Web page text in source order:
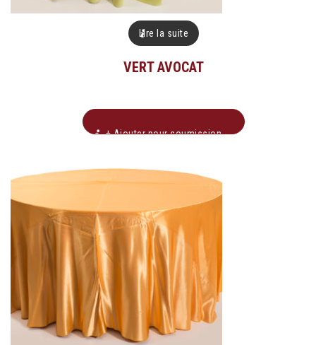
Lire la suite
VERT AVOCAT
+ Ajouter pour soumission